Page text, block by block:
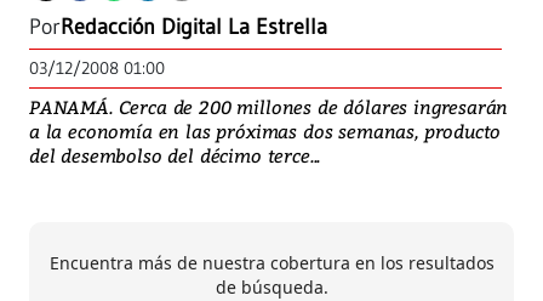
PorRedacción Digital La Estrella
03/12/2008 01:00
PANAMÁ. Cerca de 200 millones de dólares ingresarán
a la economía en las próximas dos semanas, producto
del desembolso del décimo terce...
Encuentra más de nuestra cobertura en los resultados
de búsqueda.